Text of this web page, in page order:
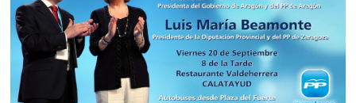
emprendedores